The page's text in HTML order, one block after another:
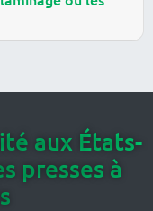
aux États-
presses à